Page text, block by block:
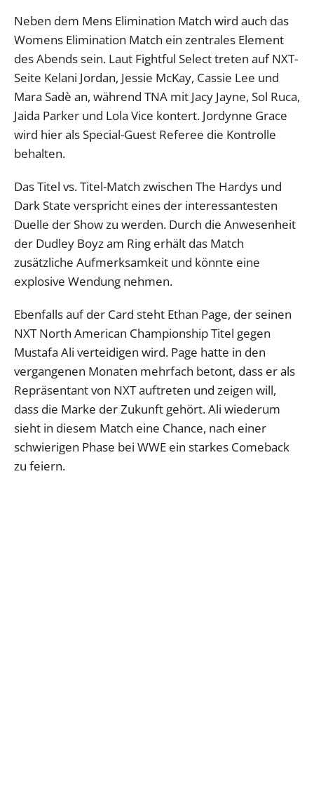
Neben dem Mens Elimination Match wird auch das
Womens Elimination Match ein zentrales Element
des Abends sein. Laut Fightful Select treten auf NXT-
Seite Kelani Jordan, Jessie McKay, Cassie Lee und
Mara Sadè an, während TNA mit Jacy Jayne, Sol Ruca,
Jaida Parker und Lola Vice kontert. Jordynne Grace
wird hier als Special-Guest Referee die Kontrolle
behalten.
Das Titel vs. Titel-Match zwischen The Hardys und
Dark State verspricht eines der interessantesten
Duelle der Show zu werden. Durch die Anwesenheit
der Dudley Boyz am Ring erhält das Match
zusätzliche Aufmerksamkeit und könnte eine
explosive Wendung nehmen.
Ebenfalls auf der Card steht Ethan Page, der seinen
NXT North American Championship Titel gegen
Mustafa Ali verteidigen wird. Page hatte in den
vergangenen Monaten mehrfach betont, dass er als
Repräsentant von NXT auftreten und zeigen will,
dass die Marke der Zukunft gehört. Ali wiederum
sieht in diesem Match eine Chance, nach einer
schwierigen Phase bei WWE ein starkes Comeback
zu feiern.